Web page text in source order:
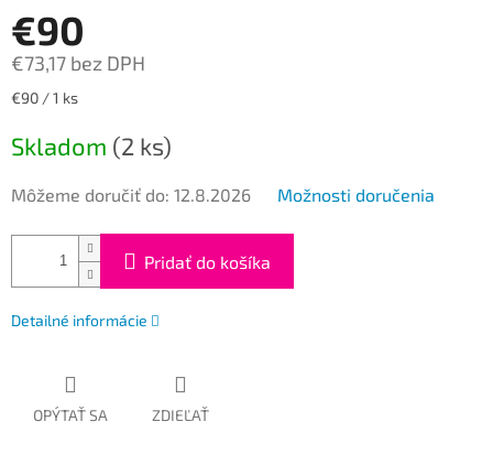
€90
€73,17 bez DPH
Jednotková
€90 / 1 ks
Skladom (2 ks)
Môžeme doručiť do: 12.8.2026 Možnosti doručenia
Pridať do košíka
Detailné informácie
OPÝTAŤ SA ZDIEĽAŤ